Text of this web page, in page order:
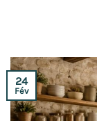
24
Fév